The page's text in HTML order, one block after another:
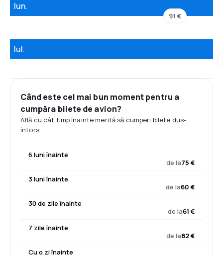
Iun.
91 €
Iul.
Când este cel mai bun moment pentru a
cumpăra bilete de avion?
Află cu cât timp înainte merită să cumperi bilete dus-
întors.
6 luni înainte
de la75 €
3 luni înainte
de la60 €
30 de zile înainte
de la61 €
7 zile înainte
de la82 €
Cu o zi înainte